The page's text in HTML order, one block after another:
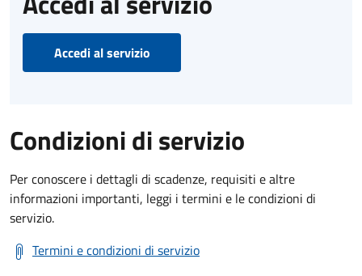
Accedi al servizio
Condizioni di servizio
Per conoscere i dettagli di scadenze, requisiti e altre
informazioni importanti, leggi i termini e le condizioni di
servizio.
Termini e condizioni di servizio